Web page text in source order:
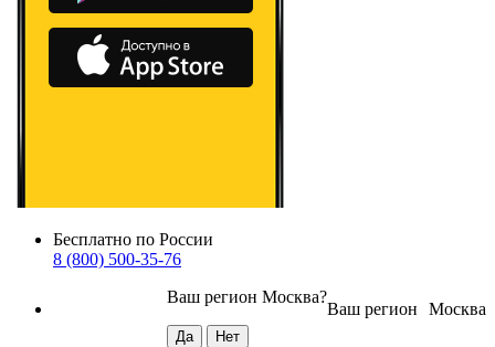
Бесплатно по России
8 (800) 500-35-76
Москва
Ваш регион
Ваш регион Москва?